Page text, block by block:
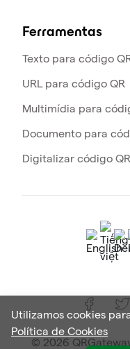
Ferramentas
Texto para código
URL para código QR
Multimídia para
Documento para
Digitalizar código QR
© 2026
Utilizamos cookies
Política de Cookies